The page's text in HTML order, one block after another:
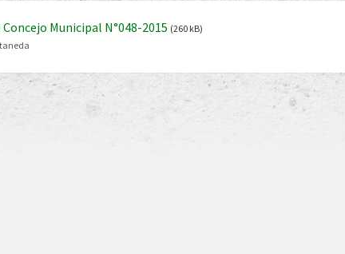
Concejo Municipal N°048-2015 (260 kB)